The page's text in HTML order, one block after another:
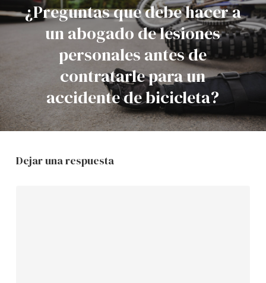
¿Preguntas que debe hacer a
un abogado de lesiones
personales antes de
contratarle para un
accidente de bicicleta?
Dejar una respuesta